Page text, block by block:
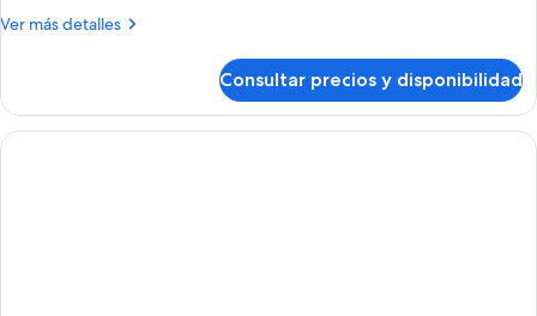
Ver más detalles
Más
Deluxe
Consultar precios y disponibilidad